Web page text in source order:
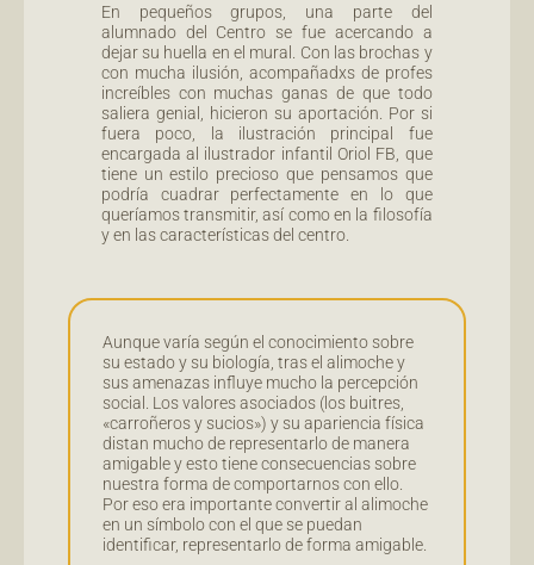
En pequeños grupos, una parte del
alumnado del Centro se fue acercando a
dejar su huella en el mural. Con las brochas y
con mucha ilusión, acompañadxs de profes
increíbles con muchas ganas de que todo
saliera genial, hicieron su aportación. Por si
fuera poco, la ilustración principal fue
encargada al ilustrador infantil Oriol FB, que
tiene un estilo precioso que pensamos que
podría cuadrar perfectamente en lo que
queríamos transmitir, así como en la filosofía
y en las características del centro.
Aunque varía según el conocimiento sobre
su estado y su biología, tras el alimoche y
sus amenazas influye mucho la percepción
social. Los valores asociados (los buitres,
«carroñeros y sucios») y su apariencia física
distan mucho de representarlo de manera
amigable y esto tiene consecuencias sobre
nuestra forma de comportarnos con ello.
Por eso era importante convertir al alimoche
en un símbolo con el que se puedan
identificar, representarlo de forma amigable.